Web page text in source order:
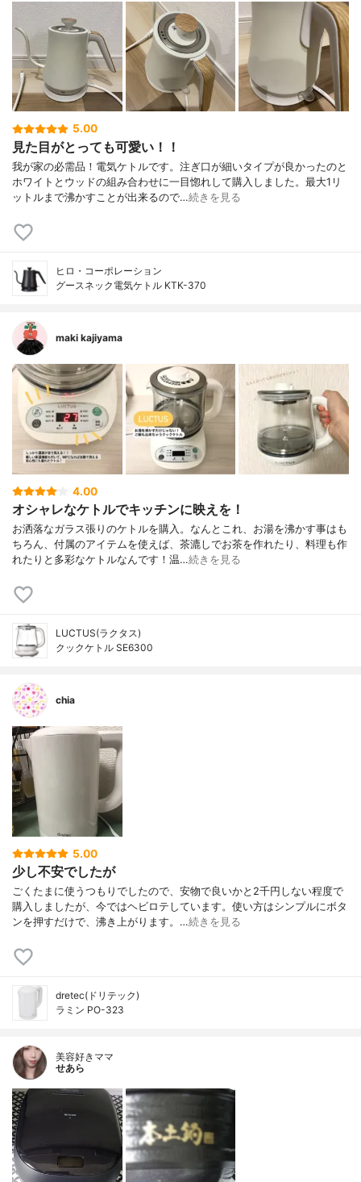
5.00
見た目がとっても可愛い！！
我が家の必需品！電気ケトルです。注ぎ口が細いタイプが良かったのと
ホワイトとウッドの組み合わせに一目惚れして購入しました。最大1リ
ットルまで沸かすことが出来るので…続きを見る
ヒロ・コーポレーション
グースネック電気ケトル KTK-370
maki kajiyama
4.00
オシャレなケトルでキッチンに映えを！
お洒落なガラス張りのケトルを購入。なんとこれ、お湯を沸かす事はも
ちろん、付属のアイテムを使えば、茶漉しでお茶を作れたり、料理も作
れたりと多彩なケトルなんです！温…続きを見る
LUCTUS(ラクタス)
クックケトル SE6300
chia
5.00
少し不安でしたが
ごくたまに使うつもりでしたので、安物で良いかと2千円しない程度で
購入しましたが、今ではヘビロテしています。使い方はシンプルにボタ
ンを押すだけで、沸き上がります。…続きを見る
dretec(ドリテック)
ラミン PO-323
美容好きママ
せあら